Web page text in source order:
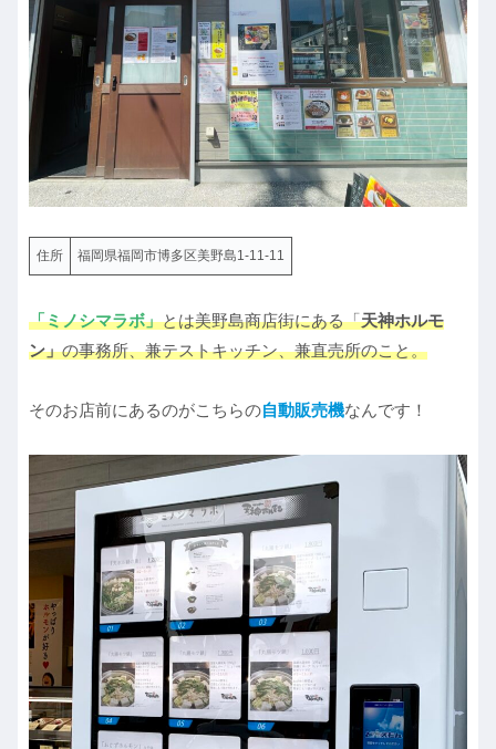
住所 福岡県福岡市博多区美野島1-11-11
「ミノシマラボ」とは美野島商店街にある「天神ホルモ
ン」の事務所、兼テストキッチン、兼直売所のこと。
そのお店前にあるのがこちらの自動販売機なんです！